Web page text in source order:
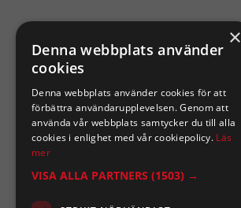
SIXTEN NILSSONS
Organisationsnummer 556164-2652
×
Denna webbplats använder
cookies
Denna webbplats använder cookies för att
förbättra användarupplevelsen. Genom att
använda vår webbplats samtycker du till alla
cookies i enlighet med vår cookiepolicy. Läs
mer
VISA ALLA PARTNERS (1503) →